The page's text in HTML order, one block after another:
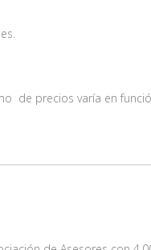
de precios varía en